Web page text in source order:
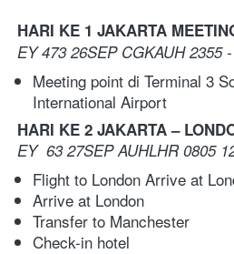
HARI KE 1 JAKARTA
EY 473 26SEP CGKAUH 2355
Meeting point di Terminal 3
International Airport
HARI KE 2 JAKARTA –
EY  63 27SEP AUHLHR 0805
Flight to London Arrive at
Arrive at London
Transfer to Manchester
Check-in hotel